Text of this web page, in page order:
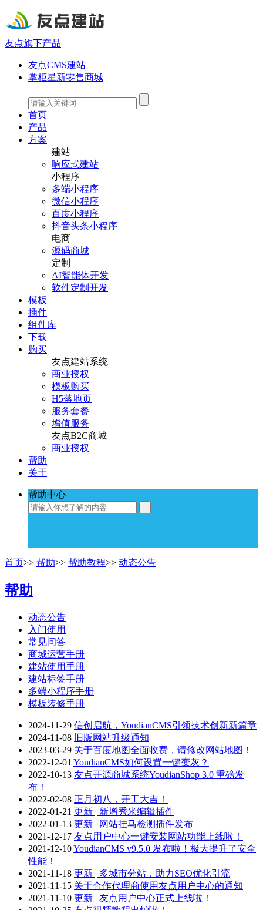
友点旗下产品
友点CMS建站
掌柜星新零售商城
首页
产品
方案
建站
响应式建站
小程序
多端小程序
微信小程序
百度小程序
抖音头条小程序
电商
源码商城
定制
AI智能体开发
软件定制开发
模板
插件
组件库
下载
购买
友点建站系统
商业授权
模板购买
H5落地页
服务套餐
增值服务
友点B2C商城
商业授权
帮助
关于
帮助中心
首页>> 帮助>> 帮助教程>> 动态公告
帮助
动态公告
入门使用
常见问答
商城运营手册
建站使用手册
建站标签手册
多端小程序手册
模板装修手册
2024-11-29 信创启航，YoudianCMS引领技术创新新篇章
2024-11-08
旧版网站升级通知
2023-03-29 关于百度地图全面收费，请修改网站地图！
2022-12-01 YoudianCMS如何设置一键变灰？
2022-10-13 友点开源商城系统YoudianShop 3.0 重磅发
布！
2022-02-08 正月初八，开工大吉！
2022-01-21 更新 | 新增秀米编辑插件
2022-01-13 更新 | 网站挂马检测插件发布
2021-12-17 友点用户中心一键安装网站功能上线啦！
2021-12-10YoudianCMS v9.5.0 发布啦！极大提升了安全
性能！
2021-11-18 更新 | 多城市分站，助力SEO优化引流
2021-11-15 关于合作代理商使用友点用户中心的通知
2021-11-10 更新 | 友点用户中心正式上线啦！